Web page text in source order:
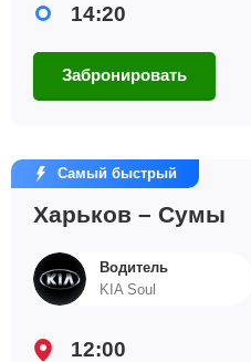
14:20
Забронировать
Самый быстрый
Харьков – Сумы
Водитель
KIA Soul
12:00